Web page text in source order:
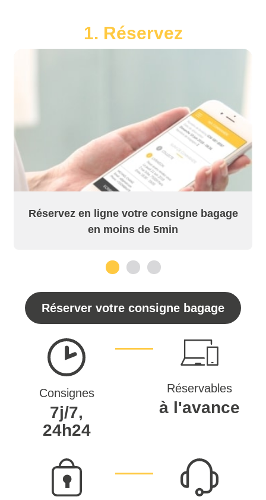
1. Réservez
Réservez en ligne votre consigne bagage
en moins de 5min
Réserver votre consigne bagage
Consignes
7j/7,
24h24
Réservables
à l'avance